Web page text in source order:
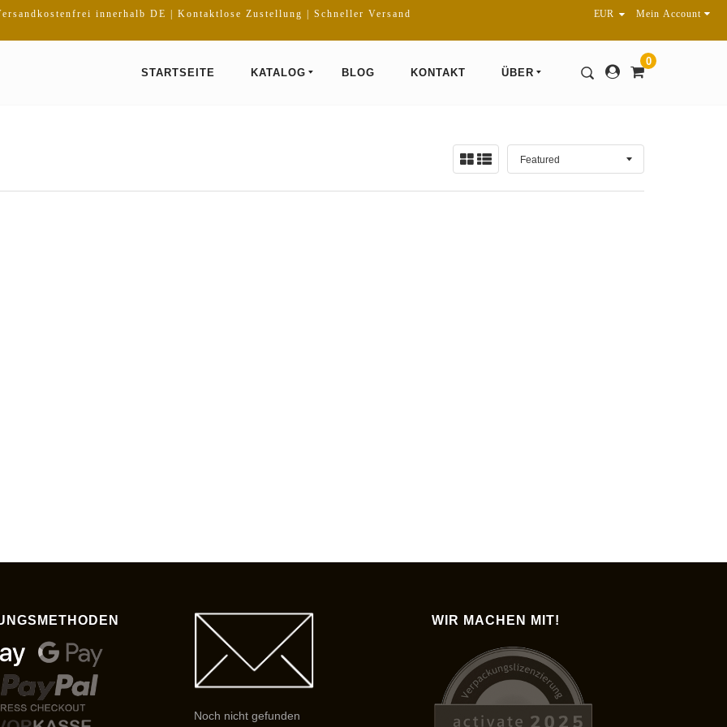
innerhalb DE | Kontaktlose Zustellung | Schneller Versand Mein Account
0
STARTSEITE
KATALOG BLOG KONTAKT ÜBER
Ansicht:
Noch nicht gefunden
WIR MACHEN MIT!